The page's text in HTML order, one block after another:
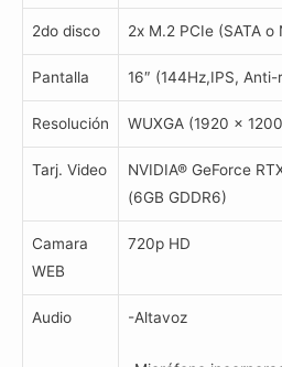
2do disco 2x M.2 PCIe (SATA o
Pantalla 16″ (144Hz,IPS,
Resolución WUXGA (1920 x
Tarj. Video
NVIDIA® GeForce
(6GB GDDR6)
Camara
WEB
720p HD
Audio -Altavoz